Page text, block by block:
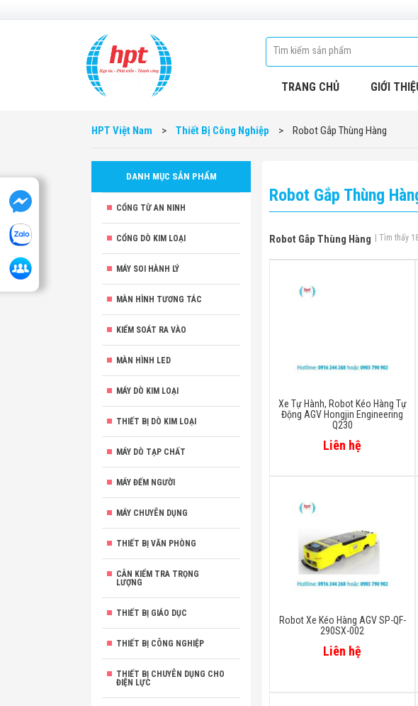
TRANG CHỦ GIỚI
HPT Việt Nam > Thiết Bị Công Nghiệp > Robot Gắp Thùng Hàng
DANH MỤC SẢN PHẨM
CỔNG TỪ AN NINH
CỔNG DÒ KIM LOẠI
MÁY SOI HÀNH LÝ
MÀN HÌNH TƯƠNG TÁC
KIỂM SOÁT RA VÀO
MÀN HÌNH LED
MÁY DÒ KIM LOẠI
THIẾT BỊ DÒ KIM LOẠI
MÁY DÒ TẠP CHẤT
MÁY ĐẾM NGƯỜI
MÁY CHUYÊN DỤNG
THIẾT BỊ VĂN PHÒNG
CÂN KIỂM TRA TRỌNG
LƯỢNG
THIẾT BỊ GIÁO DỤC
THIẾT BỊ CÔNG NGHIỆP
THIẾT BỊ CHUYÊN DỤNG CHO
ĐIỆN LỰC
Robot Gắp Thùng
Robot Gắp Thùng Hàng | Tìm thấy
Xe Tự Hành, Robot Kéo Hàng Tự
Động AGV Hongjin Engineering
Q230
Liên hệ
Robot Xe Kéo Hàng AGV SP-QF-
290SX-002
Liên hệ